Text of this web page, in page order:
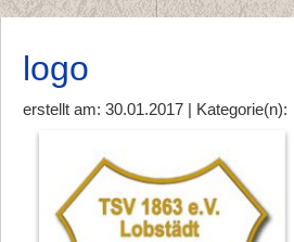
logo
erstellt am: 30.01.2017 | Kategorie(n):